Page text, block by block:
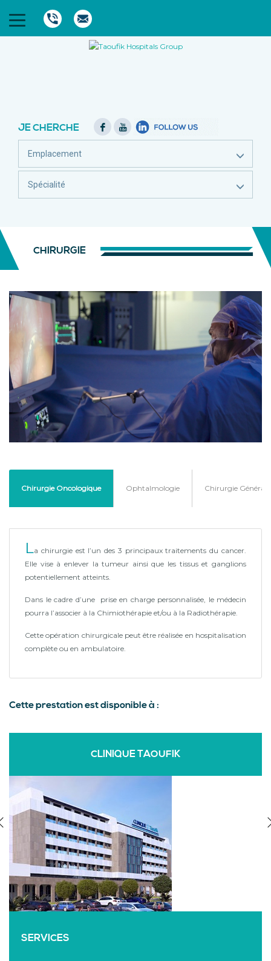
JE CHERCHE
Emplacement
Spécialité
CHIRURGIE
Chirurgie Oncologique Ophtalmologie Chirurgie Générale
La chirurgie est l’un des 3 principaux traitements du cancer.
Elle vise à enlever la tumeur ainsi que les tissus et ganglions
potentiellement atteints.
Dans le cadre d’une prise en charge personnalisée, le médecin
pourra l’associer à la Chimiothérapie et/ou à la Radiothérapie.
Cette opération chirurgicale peut être réalisée en hospitalisation
complète ou en ambulatoire.
Cette prestation est disponible à :
CLINIQUE TAOUFIK
SERVICES